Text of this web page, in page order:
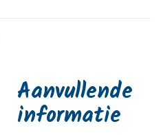
Aanvullende
informatie